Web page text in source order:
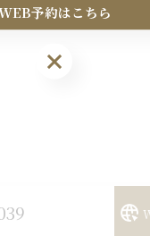
ルコールメニューを
予約はこちら